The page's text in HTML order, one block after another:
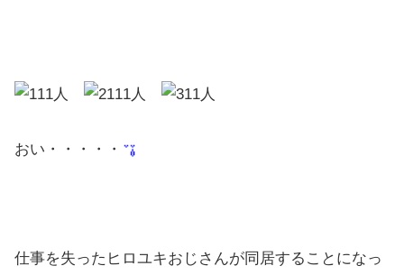
おい・・・・・
仕事を失ったヒロユキおじさんが同居することになっ